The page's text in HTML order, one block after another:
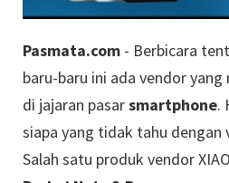
Pasmata.com - Berbicara
baru-baru ini ada vendor
di jajaran pasarsmartphone.
siapa yang tidak tahu dengan
Salah satu produk vendor